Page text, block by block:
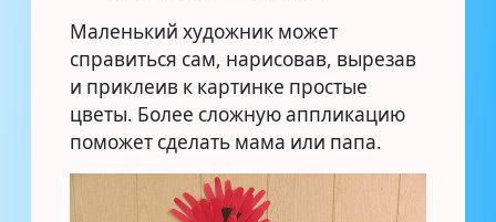
Маленький художник может
справиться сам, нарисовав, вырезав
и приклеив к картинке простые
цветы. Более сложную аппликацию
поможет сделать мама или папа.